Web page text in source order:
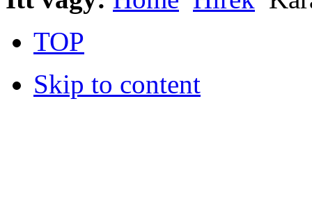
TOP
Skip to content